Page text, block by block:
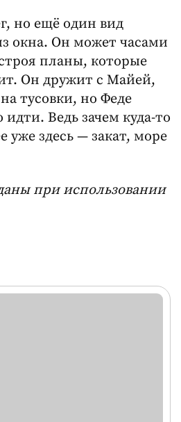
но ещё один вид
окна. Он может часами
планы, которые
Он дружит с Майей,
тусовки, но Феде
идти. Ведь зачем куда-то
уже здесь — закат, море
при использовании